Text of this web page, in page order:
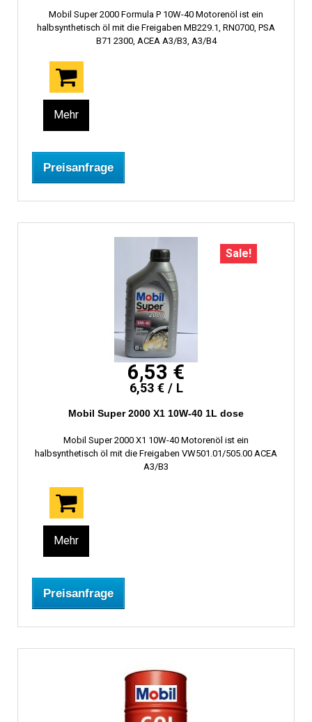
Mobil Super 2000 Formula P 10W-40 Motorenöl ist ein
halbsynthetisch öl mit die Freigaben MB229.1, RN0700, PSA
B71 2300, ACEA A3/B3, A3/B4
Mehr
Preisanfrage
Sale!
6,53 €
6,53 € / L
Mobil Super 2000 X1 10W-40 1L dose
Mobil Super 2000 X1 10W-40 Motorenöl ist ein
halbsynthetisch öl mit die Freigaben VW501.01/505.00 ACEA
A3/B3
Mehr
Preisanfrage